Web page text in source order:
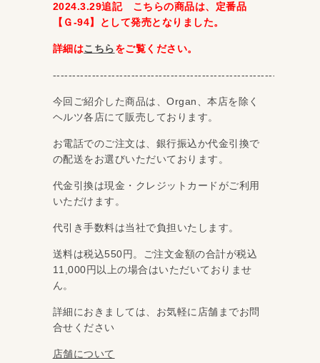
2024.3.29追記 こちらの商品は、定番品
【Ｇ-94】として発売となりました。
詳細はこちらをご覧ください。
今回ご紹介した商品は、Organ、本店を除く
ヘルツ各店にて販売しております。
お電話でのご注文は、銀行振込か代金引換で
の配送をお選びいただいております。
代金引換は現金・クレジットカードがご利用
いただけます。
代引き手数料は当社で負担いたします。
送料は税込550円。ご注文金額の合計が税込
11,000円以上の場合はいただいておりませ
ん。
詳細におきましては、お気軽に店舗までお問
合せください
店舗について